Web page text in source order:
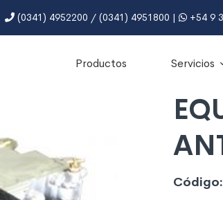
(0341) 4952200 / (0341) 4951800 | +54 9
Productos Servicios